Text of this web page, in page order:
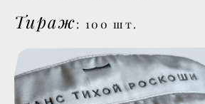
Тираж: 100 шт.